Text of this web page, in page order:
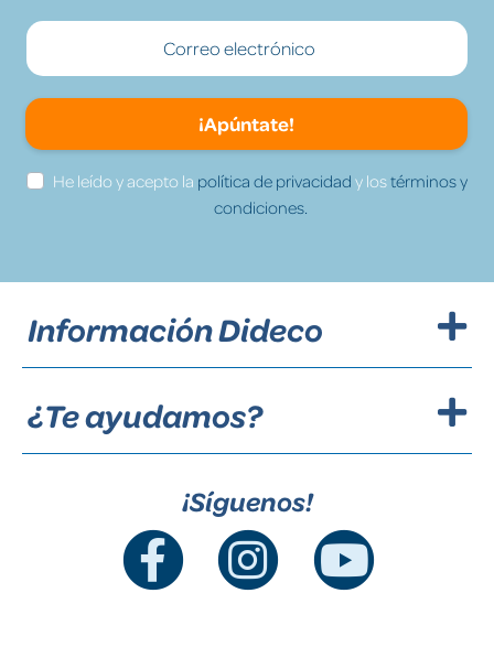
¡Apúntate!
He leído y acepto la política de privacidad y lostérminos y
condiciones.
Información Dideco
¿Te ayudamos?
¡Síguenos!